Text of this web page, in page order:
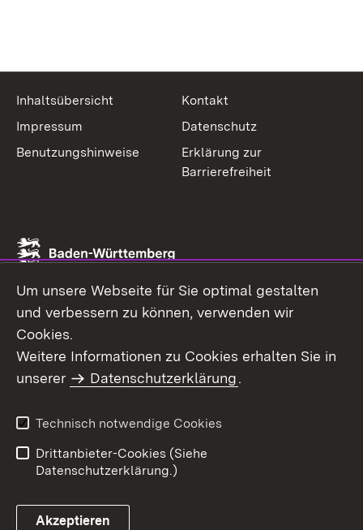
Inhaltsübersicht
Kontakt
Impressum
Datenschutz
Benutzungshinweise
Erklärung zur
Barrierefreiheit
Um unsere Webseite für Sie optimal gestalten
und verbessern zu können, verwenden wir
Cookies.
Weitere Informationen zu Cookies erhalten Sie in
unserer
Datenschutzerklärung.
Technisch notwendige Cookies
Drittanbieter-Cookies (Siehe
Datenschutzerklärung.)
Akzeptieren